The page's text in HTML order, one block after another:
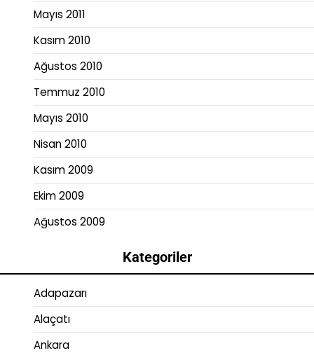
Mayıs 2011
Kasım 2010
Ağustos 2010
Temmuz 2010
Mayıs 2010
Nisan 2010
Kasım 2009
Ekim 2009
Ağustos 2009
Kategoriler
Adapazarı
Alaçatı
Ankara